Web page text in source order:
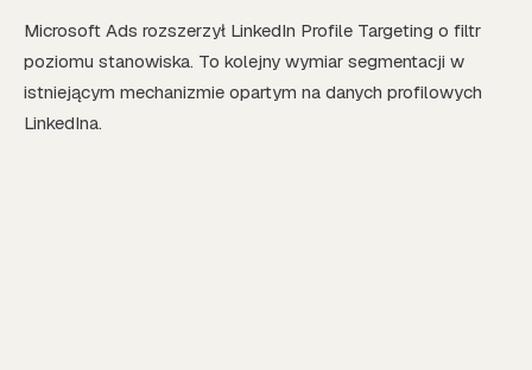
Microsoft Ads rozszerzył LinkedIn Profile Targeting o filtr
poziomu stanowiska. To kolejny wymiar segmentacji w
istniejącym mechanizmie opartym na danych profilowych
LinkedIna.